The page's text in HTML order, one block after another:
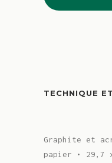
quantity
TECHNIQUE
Graphite et
papier • 29,7